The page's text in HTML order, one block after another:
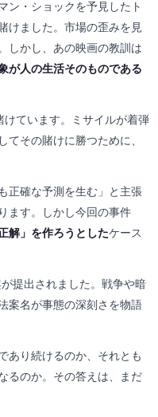
ン・ショックを予見したト
けました。市場の歪みを見
しかし、あの映画の教訓は
が人の生活そのものである
けています。ミサイルが着弾
てその賭けに勝つために、
正確な予測を生む」と主張
ます。しかし今回の事件
解」を作ろうとしたケース
が提出されました。戦争や暗
案名が事態の深刻さを物語
あり続けるのか、それとも
るのか。その答えは、まだ